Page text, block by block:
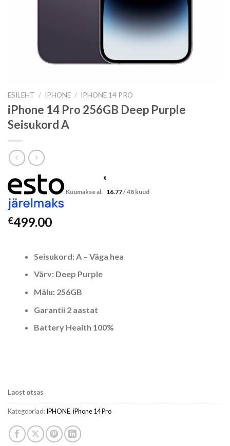
ESILEHT / IPHONE / IPHONE 14 PRO
iPhone 14 Pro 256GB Deep Purple
Seisukord A
Kuumakse al.
€
16.77/ 48 kuud
€499.00
Seisukord: A – Väga hea
Värv: Deep Purple
Mälu: 256GB
Garantii 2 aastat
Battery Health 100%
Laost otsas
Kategooriad:IPHONE,iPhone 14 Pro